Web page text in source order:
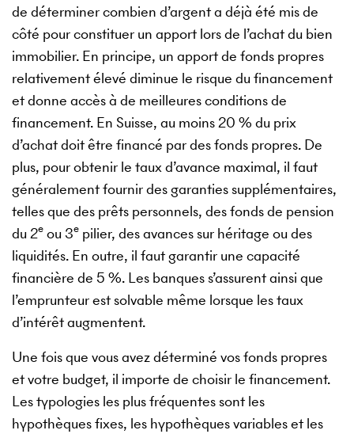
de déterminer combien d’argent a déjà été mis de
côté pour constituer un apport lors de l’achat du bien
immobilier. En principe, un apport de fonds propres
relativement élevé diminue le risque du financement
et donne accès à de meilleures conditions de
financement. En Suisse, au moins 20 % du prix
d’achat doit être financé par des fonds propres. De
plus, pour obtenir le taux d’avance maximal, il faut
généralement fournir des garanties supplémentaires,
telles que des prêts personnels, des fonds de pension
du 2e ou 3e pilier, des avances sur héritage ou des
liquidités. En outre, il faut garantir une capacité
financière de 5 %. Les banques s’assurent ainsi que
l’emprunteur est solvable même lorsque les taux
d’intérêt augmentent.
Une fois que vous avez déterminé vos fonds propres
et votre budget, il importe de choisir le financement.
Les typologies les plus fréquentes sont les
hypothèques fixes, les hypothèques variables et les